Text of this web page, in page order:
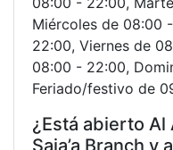
Miércoles de 08:00
22:00, Viernes de
08:00 - 22:00,
Feriado/festivo de
¿Está abierto Al
Saja’a Branch y